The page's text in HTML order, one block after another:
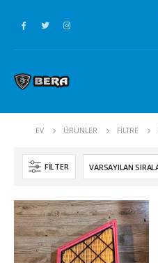
EV ÜRÜNLER FİLTRE
FILTER